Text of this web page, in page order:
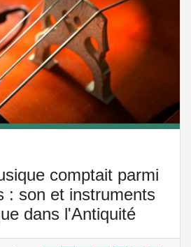
comptait parmi
: son et instruments
dans l'Antiquité